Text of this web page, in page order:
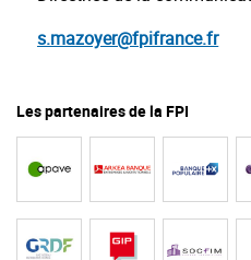
s.mazoyer@fpifrance.fr
Les partenaires de la FPI